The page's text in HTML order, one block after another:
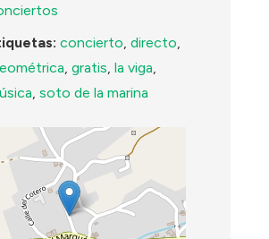
concierto,directo,
,gratis,la viga,
,soto de la marina